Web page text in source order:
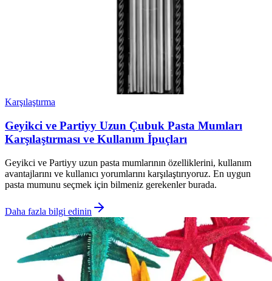
Karşılaştırma
Geyikci ve Partiyy Uzun Çubuk Pasta Mumları
Karşılaştırması ve Kullanım İpuçları
Geyikci ve Partiyy uzun pasta mumlarının özelliklerini, kullanım
avantajlarını ve kullanıcı yorumlarını karşılaştırıyoruz. En uygun
pasta mumunu seçmek için bilmeniz gerekenler burada.
Daha fazla bilgi edinin